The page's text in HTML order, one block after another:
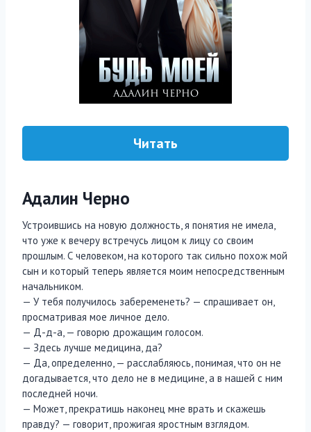
Читать
Адалин Черно
Устроившись на новую должность, я понятия не имела,
что уже к вечеру встречусь лицом к лицу со своим
прошлым. С человеком, на которого так сильно похож мой
сын и который теперь является моим непосредственным
начальником.
— У тебя получилось забеременеть? — спрашивает он,
просматривая мое личное дело.
— Д-д-а, — говорю дрожащим голосом.
— Здесь лучше медицина, да?
— Да, определенно, — расслабляюсь, понимая, что он не
догадывается, что дело не в медицине, а в нашей с ним
последней ночи.
— Может, прекратишь наконец мне врать и скажешь
правду? — говорит, прожигая яростным взглядом.